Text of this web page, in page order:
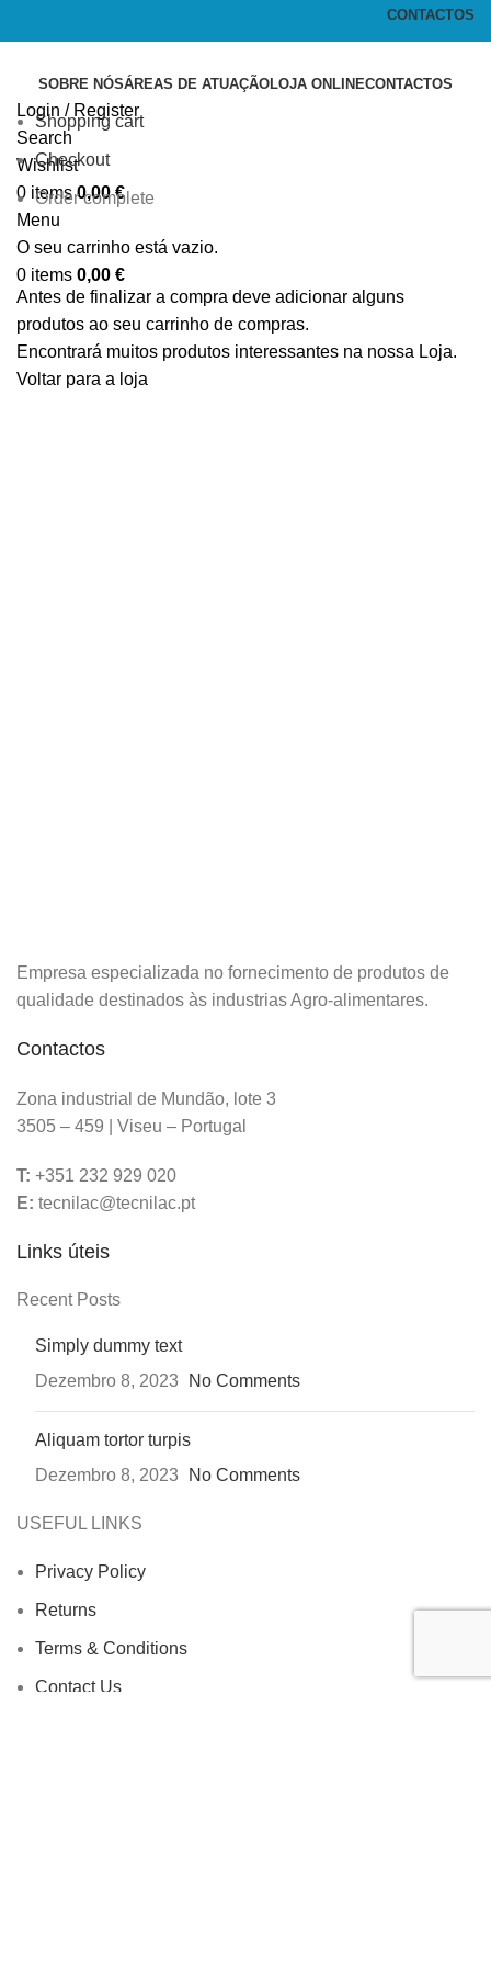
CONTACTOS
SOBRE NÓSÁREAS DE ATUAÇÃOLOJA ONLINECONTACTOS
Login / Register
Search
Wishlist
0 items 0,00€
Menu
0 items 0,00 €
Shopping cart
Checkout
Order complete
O seu carrinho está vazio.
Antes de finalizar a compra deve adicionar alguns
produtos ao seu carrinho de compras.
Encontrará muitos produtos interessantes na nossa Loja.
Voltar para a loja
Empresa especializada no fornecimento de produtos de
qualidade destinados às industrias Agro-alimentares.
Contactos
Zona industrial de Mundão, lote 3
3505 – 459 | Viseu – Portugal
T: +351 232 929 020
E: tecnilac@tecnilac.pt
Links úteis
Recent Posts
Simply dummy text
Dezembro 8, 2023
No Comments
Aliquam tortor turpis
Dezembro 8, 2023
No Comments
USEFUL LINKS
Privacy Policy
Returns
Terms & Conditions
Contact Us